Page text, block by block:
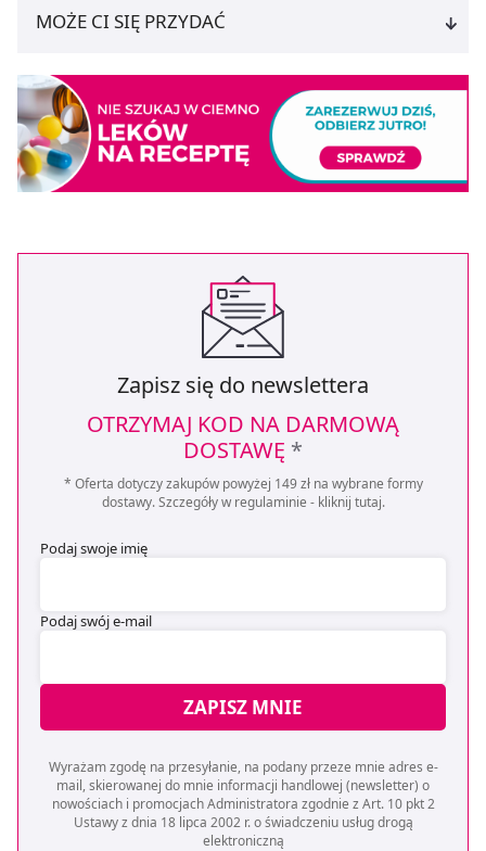
MOŻE CI SIĘ PRZYDAĆ
Zapisz się do newslettera
OTRZYMAJ KOD NA DARMOWĄ
DOSTAWĘ *
* Oferta dotyczy zakupów powyżej 149 zł na wybrane formy
dostawy. Szczegóły w regulaminie - kliknij tutaj.
Podaj swoje imię
Podaj swój e-mail
ZAPISZ MNIE
Wyrażam zgodę na przesyłanie, na podany przeze mnie adres e-
mail, skierowanej do mnie informacji handlowej (newsletter) o
nowościach i promocjach Administratora zgodnie z Art. 10 pkt 2
Ustawy z dnia 18 lipca 2002 r. o świadczeniu usług drogą
elektroniczną